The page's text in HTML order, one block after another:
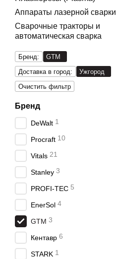
Аппараты лазерной сварки
Сварочные тракторы и
автоматическая сварка
Бренд:
GTM
Доставка в город:
Ужгород
Очистить фильтр
Бренд
DeWalt 1
Procraft 10
Vitals 21
Stanley 3
PROFI-TEC 5
EnerSol 4
GTM 3
Кентавр 6
STARK 1